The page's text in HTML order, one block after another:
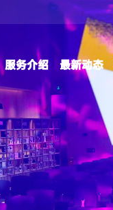
服务介绍 最新动态